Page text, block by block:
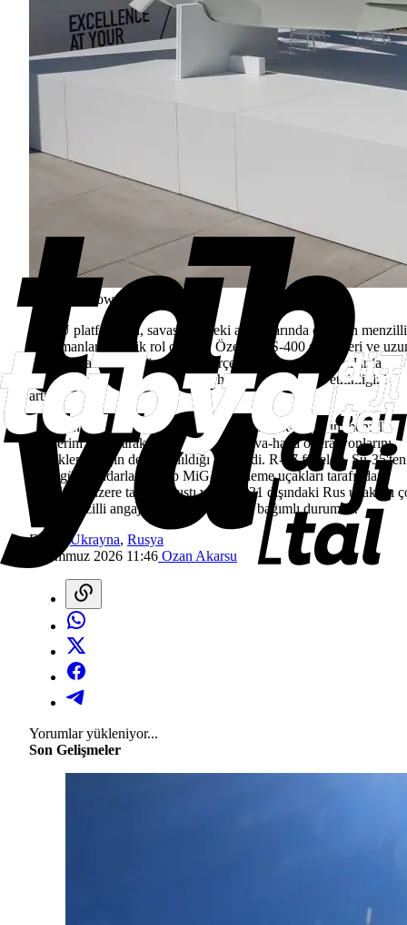
Storm Shadow/SCALP
A-50U platformları, savaşın önceki aşamalarında da uzun menzilli
angajmanlarda kritik rol oynadı. Özellikle S-400 sistemleri ve
menzilli hava-hava füzeleriyle gerçekleştirilen operasyonlarda
hedefleme verisi sağlayarak Rus hava savunmasının etkinliğini
artırdı.
A-50U'nun ayrıca,
Su-35
savaş uçaklarının R-37 uzun menzilli
füzelerini kullanarak gerçekleştirdiği hava-hava operasyonlarını
desteklemek için de kullanıldığı bildirildi. R-37 füzeleri, Su-35'ten
daha güçlü radarlara sahip MiG-31 önleme uçakları tarafından
fırlatılmak üzere tasarlanmıştı ve MiG-31 dışındaki Rus uçakları
uzun menzilli angajmanlar için A-50'ye bağımlı durumda.
Etiket:
Ukrayna, Rusya
6 Temmuz 2026 11:46 Ozan Akarsu
Yorumlar yükleniyor...
Son Gelişmeler